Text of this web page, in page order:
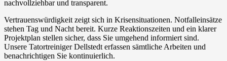
nachvollziehbar und transparent.
Vertrauenswürdigkeit zeigt sich in Krisensituationen. Notfalleinsätze
stehen Tag und Nacht bereit. Kurze Reaktionszeiten und ein klarer
Projektplan stellen sicher, dass Sie umgehend informiert sind.
Unsere Tatortreiniger Dellstedt erfassen sämtliche Arbeiten und
benachrichtigen Sie kontinuierlich.